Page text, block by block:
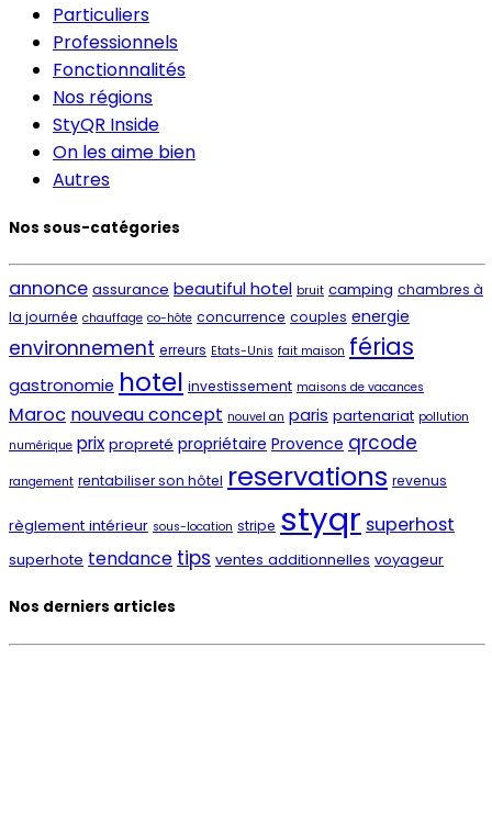
Particuliers
Professionnels
Fonctionnalités
Nos régions
StyQR Inside
On les aime bien
Autres
Nos sous-catégories
annonce assurance beautiful hotel bruit camping chambres à
la journée chauffage co-hôte concurrence couples energie
environnement erreurs Etats-Unis fait maison férias
gastronomie hotel investissement maisons de vacances
Maroc nouveau concept nouvel an paris partenariat pollution
numérique prix propreté propriétaire Provence qrcode
rangement rentabiliser son hôtel reservations revenus
règlement intérieur sous-location stripe styqr superhost
superhote tendance tips ventes additionnelles voyageur
Nos derniers articles